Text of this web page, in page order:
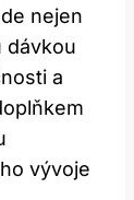
nejen
dávkou
a
vývoje